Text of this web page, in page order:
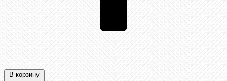
В корзину